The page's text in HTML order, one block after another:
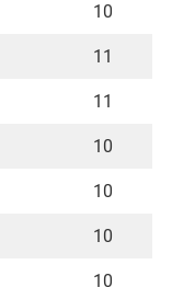
10
11
11
10
10
10
10